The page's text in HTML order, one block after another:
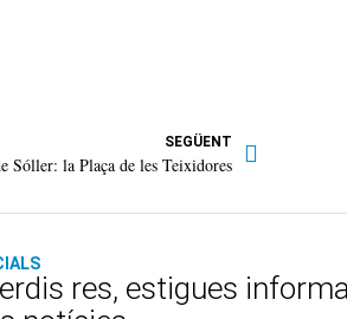
SEGÜENT
Sóller: la Plaça de les Teixidores
res, estigues